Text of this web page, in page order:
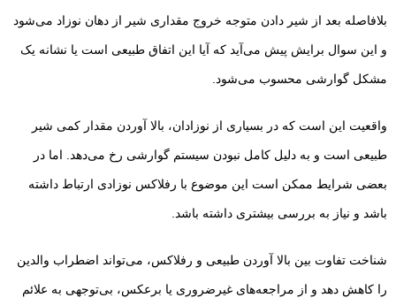
بلافاصله بعد از شیر دادن متوجه خروج مقداری شیر از دهان نوزاد می‌شود
و این سوال برایش پیش می‌آید که آیا این اتفاق طبیعی است یا نشانه یک
مشکل گوارشی محسوب می‌شود.
واقعیت این است که در بسیاری از نوزادان، بالا آوردن مقدار کمی شیر
طبیعی است و به دلیل کامل نبودن سیستم گوارشی رخ می‌دهد. اما در
بعضی شرایط ممکن است این موضوع با رفلاکس نوزادی ارتباط داشته
باشد و نیاز به بررسی بیشتری داشته باشد.
شناخت تفاوت بین بالا آوردن طبیعی و رفلاکس، می‌تواند اضطراب والدین
را کاهش دهد و از مراجعه‌های غیرضروری یا برعکس، بی‌توجهی به علائم